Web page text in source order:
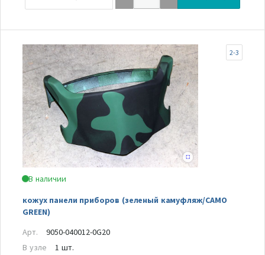
В наличии
кожух панели приборов (зеленый камуфляж/CAMO
GREEN)
2-3
Арт.
9050-040012-0G20
В узле
1 шт.